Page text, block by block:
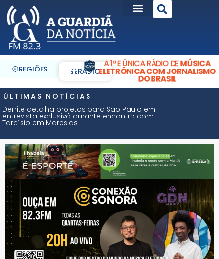
REGIÕES RÁDIO
A 1ª E ÚNICA RÁDIO DEMÚSICA
ELETRÔNICA COM JORNALISMO
DO BRASIL
ÚLTIMAS NOTÍCIAS
Derrite detalha projetos para São Paulo em
entrevista exclusiva durante encontro com
Tarcísio em Maresias